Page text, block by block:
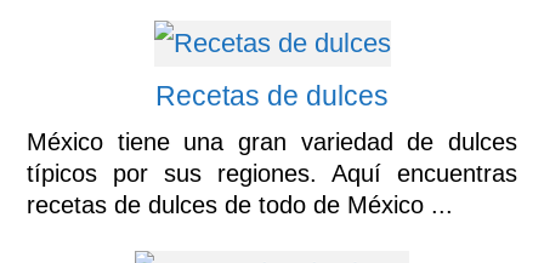
Recetas de dulces
México tiene una gran variedad de dulces
típicos por sus regiones. Aquí encuentras
recetas de dulces de todo de México ...